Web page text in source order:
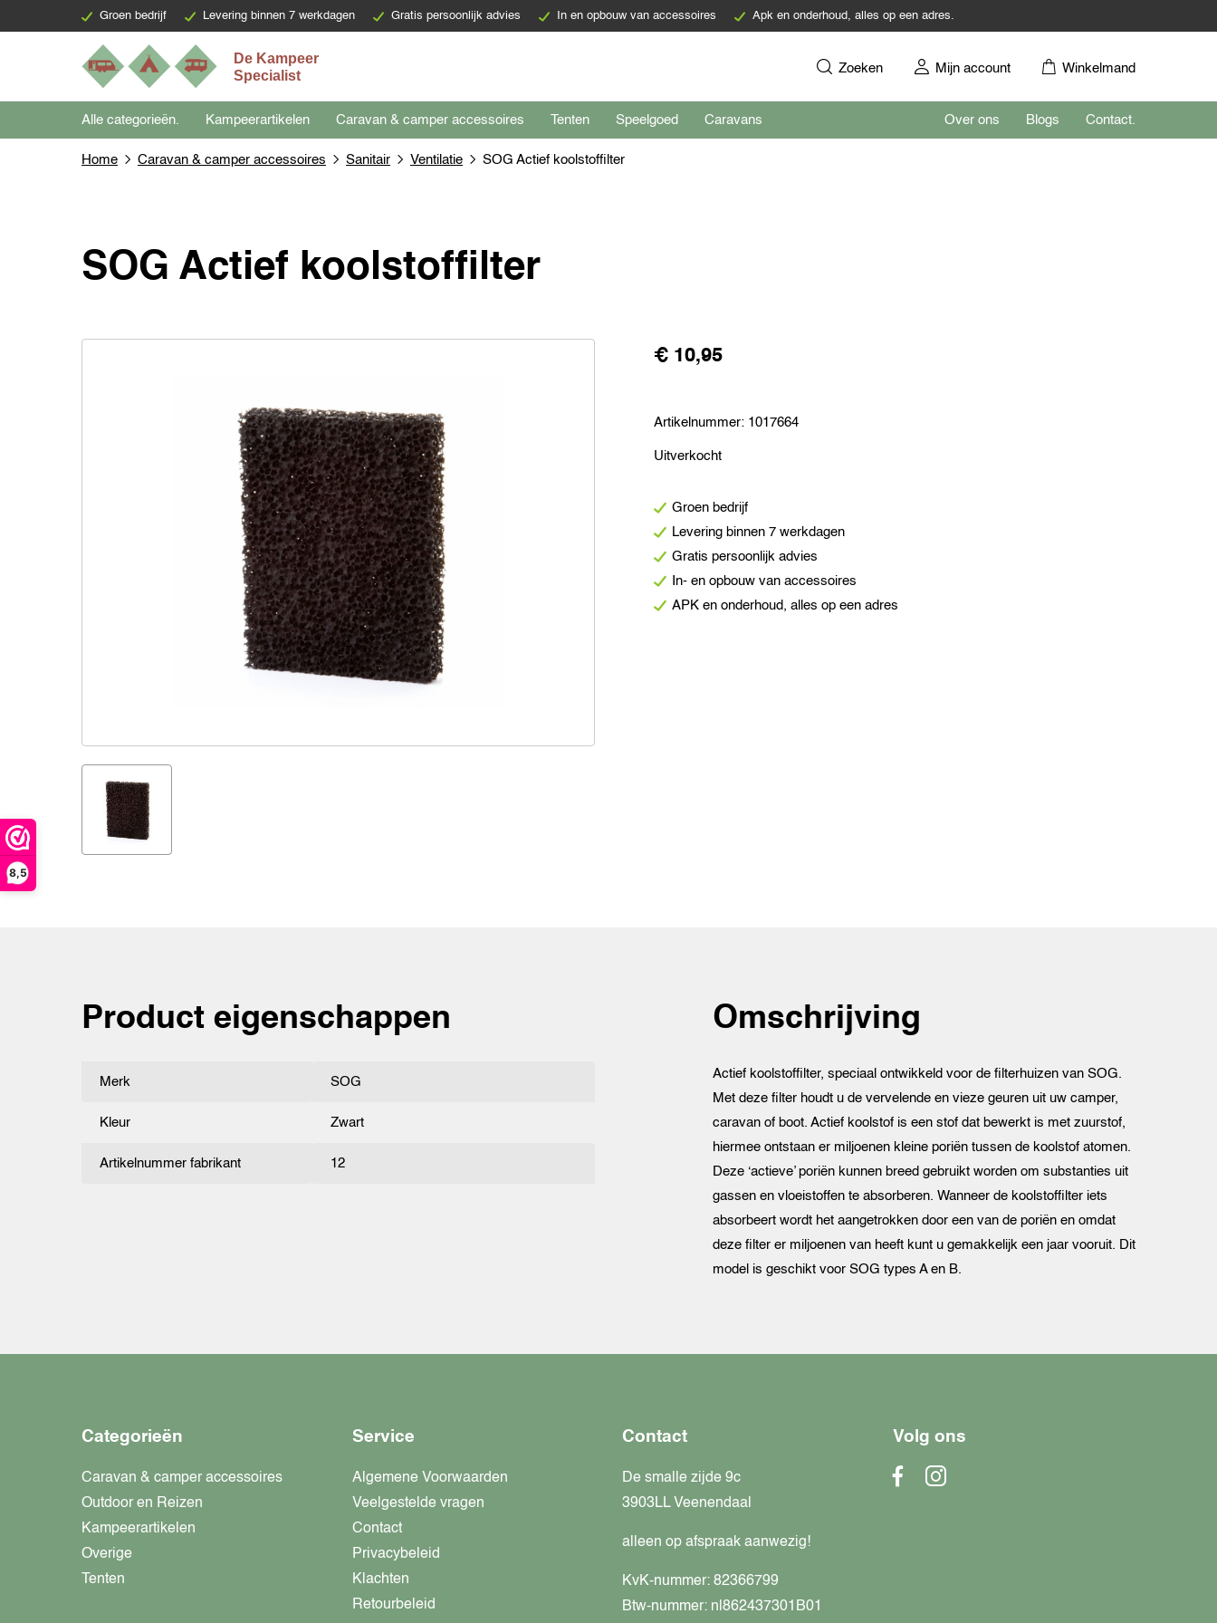
8,5
Groen bedrijf Levering binnen 7 werkdagen Gratis persoonlijk advies In en opbouw van accessoires Apk en onderhoud, alles op een adres.
Zoeken Mijn account Winkelmand
Alle categorieën. Kampeerartikelen Caravan & camper accessoires Tenten Speelgoed Caravans Over ons Blogs Contact.
Home Caravan & camper accessoires Sanitair Ventilatie SOG Actief koolstoffilter
SOG Actief koolstoffilter
€ 10,95
Artikelnummer: 1017664
Uitverkocht
Groen bedrijf
Levering binnen 7 werkdagen
Gratis persoonlijk advies
In- en opbouw van accessoires
APK en onderhoud, alles op een adres
Product eigenschappen
Merk SOG
Kleur Zwart
Artikelnummer fabrikant 12
Omschrijving
Actief koolstoffilter, speciaal ontwikkeld voor de filterhuizen van SOG.
Met deze filter houdt u de vervelende en vieze geuren uit uw camper,
caravan of boot. Actief koolstof is een stof dat bewerkt is met zuurstof,
hiermee ontstaan er miljoenen kleine poriën tussen de koolstof atomen.
Deze ‘actieve’ poriën kunnen breed gebruikt worden om substanties uit
gassen en vloeistoffen te absorberen. Wanneer de koolstoffilter iets
absorbeert wordt het aangetrokken door een van de poriën en omdat
deze filter er miljoenen van heeft kunt u gemakkelijk een jaar vooruit. Dit
model is geschikt voor SOG types A en B.
Categorieën
Caravan & camper accessoires
Outdoor en Reizen
Kampeerartikelen
Overige
Tenten
Service
Algemene Voorwaarden
Veelgestelde vragen
Contact
Privacybeleid
Klachten
Retourbeleid
Contact
De smalle zijde 9c
3903LL Veenendaal
alleen op afspraak aanwezig!
KvK-nummer: 82366799
Btw-nummer: nl862437301B01
Volg ons